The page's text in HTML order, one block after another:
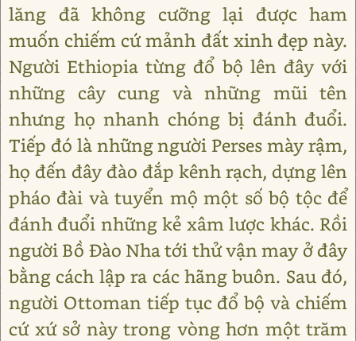
lăng đã không cưỡng lại được ham
muốn chiếm cứ mảnh đất xinh đẹp này.
Người Ethiopia từng đổ bộ lên đây với
những cây cung và những mũi tên
nhưng họ nhanh chóng bị đánh đuổi.
Tiếp đó là những người Perses mày rậm,
họ đến đây đào đắp kênh rạch, dựng lên
pháo đài và tuyển mộ một số bộ tộc để
đánh đuổi những kẻ xâm lược khác. Rồi
người Bồ Đào Nha tới thử vận may ở đây
bằng cách lập ra các hãng buôn. Sau đó,
người Ottoman tiếp tục đổ bộ và chiếm
cứ xứ sở này trong vòng hơn một trăm